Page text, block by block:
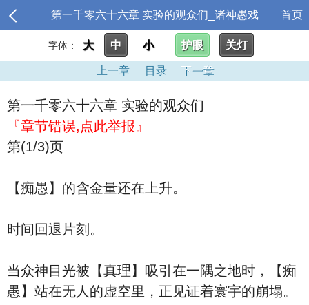
第一千零六十六章 实验的观众们_诸神愚戏 首页
字体： 大 中 小 护眼 关灯
上一章 目录 下一章
第一千零六十六章 实验的观众们
『章节错误,点此举报』
第(1/3)页
【痴愚】的含金量还在上升。
时间回退片刻。
当众神目光被【真理】吸引在一隅之地时，【痴
愚】站在无人的虚空里，正见证着寰宇的崩塌。